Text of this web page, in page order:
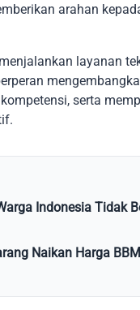
arahan
layanan
serta
Indonesia Tidak
Naikan Harga